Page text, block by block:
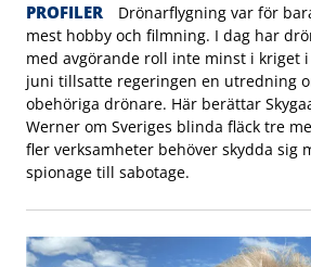
PROFILER
Drönarflygning var för
mest hobby och filmning. I dag har
med avgörande roll inte minst i kriget
juni tillsatte regeringen en utredning
obehöriga drönare. Här berättar
Werner om Sveriges blinda fläck tre
fler verksamheter behöver skydda sig
spionage till sabotage.